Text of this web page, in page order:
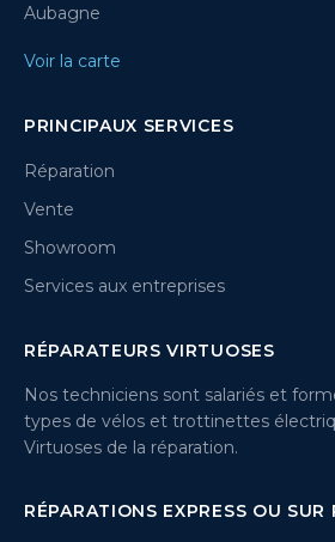
Aubagne
Voir la carte
PRINCIPAUX SERVICES
Réparation
Vente
Showroom
Services aux entreprises
RÉPARATEURS VIRTUOSES
Nos techniciens sont salariés et
types de vélos et trottinettes
Virtuoses de la réparation.
RÉPARATIONS EXPRESS OU SUR